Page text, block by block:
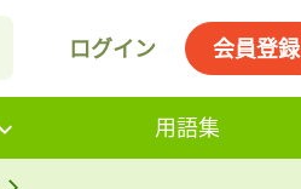
ログイン 会員登録
用語集